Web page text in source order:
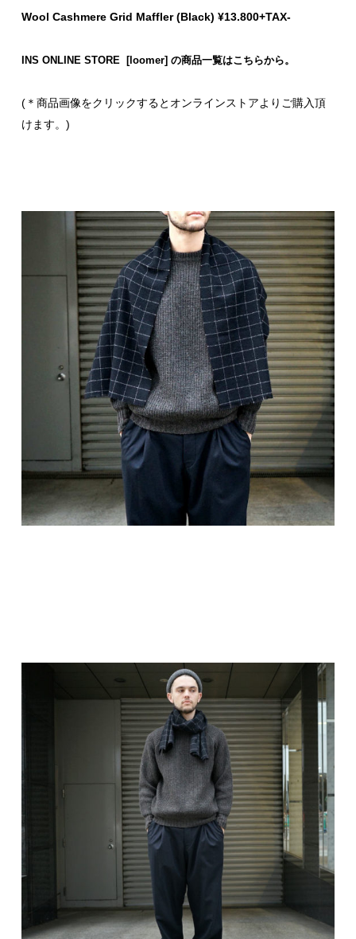
Wool Cashmere Grid Maffler (Black) ¥13.800+TAX-
INS ONLINE STORE [loomer] の商品一覧はこちらから。
(＊商品画像をクリックするとオンラインストアよりご購入頂
けます。)